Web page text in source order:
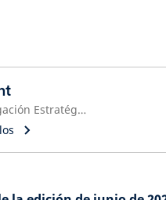
Director de Investigación Estratégica, Schroders